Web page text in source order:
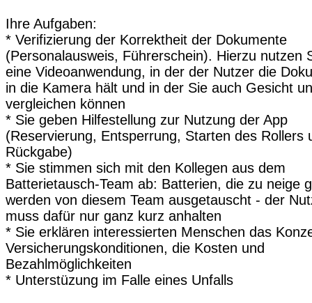
Ihre Aufgaben:
* Verifizierung der Korrektheit der Dokumente
(Personalausweis, Führerschein). Hierzu nutzen
eine Videoanwendung, in der der Nutzer die
in die Kamera hält und in der Sie auch Gesicht
vergleichen können
* Sie geben Hilfestellung zur Nutzung der App
(Reservierung, Entsperrung, Starten des Rollers
Rückgabe)
* Sie stimmen sich mit den Kollegen aus dem
Batterietausch-Team ab: Batterien, die zu neige
werden von diesem Team ausgetauscht - der
muss dafür nur ganz kurz anhalten
* Sie erklären interessierten Menschen das
Versicherungskonditionen, die Kosten und
Bezahlmöglichkeiten
* Unterstüzung im Falle eines Unfalls